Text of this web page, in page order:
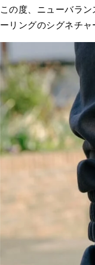
この度、ニューバラ
ーリングのシグネチ